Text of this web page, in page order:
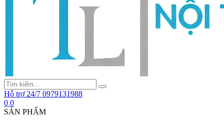
Hỗ trợ 24/7 0979131988
0 0
SẢN PHẨM